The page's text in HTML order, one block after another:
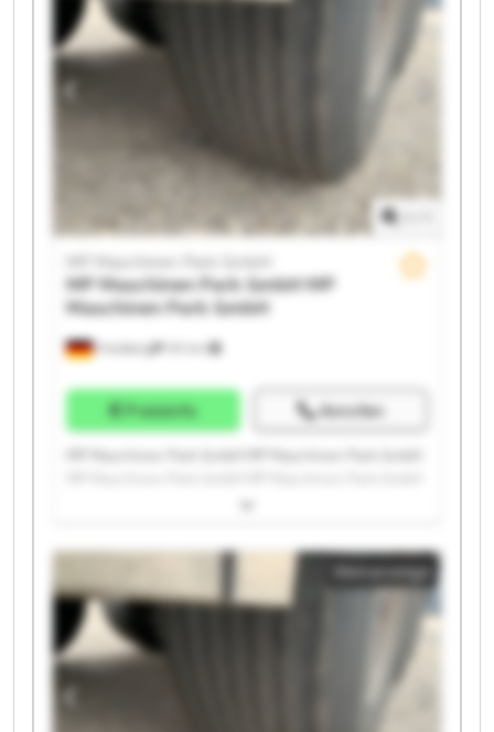
MP Maschinen Park GmbH MP Maschinen Park GmbH
MP Maschinen Park GmbH MP Maschinen Park GmbH
MP Maschinen Park GmbH MP Maschinen Park GmbH
Friedberg
MP Maschinen Park GmbH
MP Maschinen Park GmbHMP
Maschinen Park GmbH
Preisinfo Anrufen
MP Maschinen Park GmbH MP Maschinen Park GmbH
MP Maschinen Park GmbH MP Maschinen Park GmbH
MP Maschinen Park GmbH MP Maschinen Park GmbH
MP Maschinen Park GmbH MP Maschinen Park GmbH
MP Maschinen Park GmbH MP Maschinen Park GmbH
MP Maschinen Park GmbH MP Maschinen Park GmbH
MP Maschinen Park GmbH MP Maschinen Park GmbH
Kleinanzeige